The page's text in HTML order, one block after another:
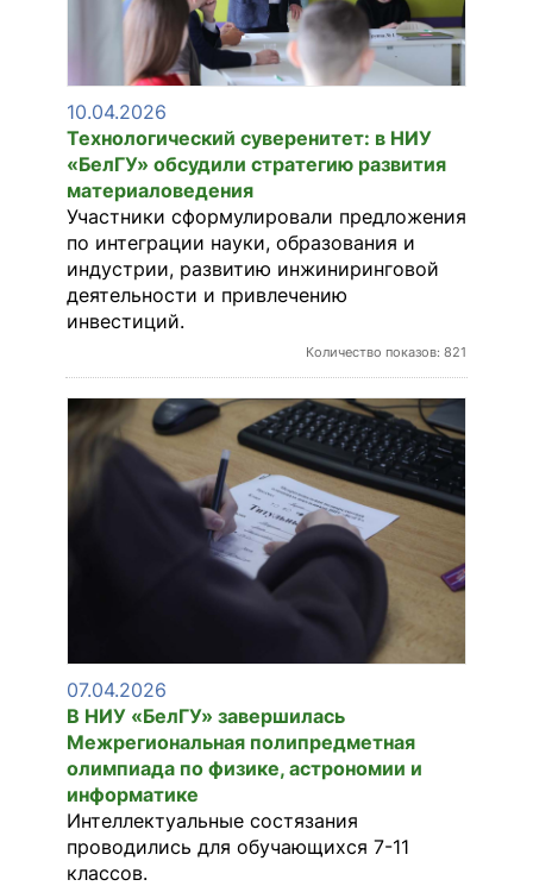
10.04.2026
Технологический суверенитет: в НИУ
«БелГУ» обсудили стратегию развития
материаловедения
Участники сформулировали предложения
по интеграции науки, образования и
индустрии, развитию инжиниринговой
деятельности и привлечению
инвестиций.
Количество показов: 821
07.04.2026
В НИУ «БелГУ» завершилась
Межрегиональная полипредметная
олимпиада по физике, астрономии и
информатике
Интеллектуальные состязания
проводились для обучающихся 7-11
классов.